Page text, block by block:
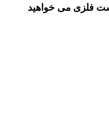
فلزی می خواهید